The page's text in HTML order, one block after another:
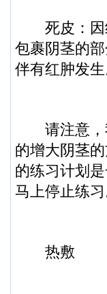
死皮：因
包裹阴茎的
伴有红肿发生
请注意，
的增大阴茎
的练习计划
马上停止练习
热敷